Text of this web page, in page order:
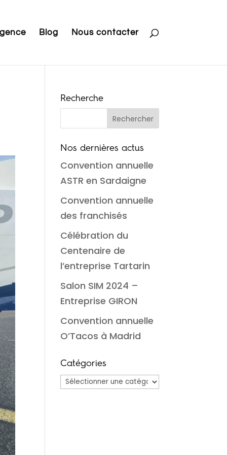
Blog Nous contacter
Recherche
Nos dernières actus
Convention annuelle
ASTR en Sardaigne
Convention annuelle
des franchisés
Célébration du
Centenaire de
l’entreprise Tartarin
Salon SIM 2024 –
Entreprise GIRON
Convention annuelle
O’Tacos à Madrid
Catégories
Catégories